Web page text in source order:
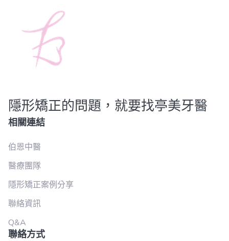
隱形矯正的問題，就要找亭美牙醫
相關連結
伯恩中醫
醫療團隊
隱形矯正案例分享
聯絡資訊
Q&A
聯絡方式